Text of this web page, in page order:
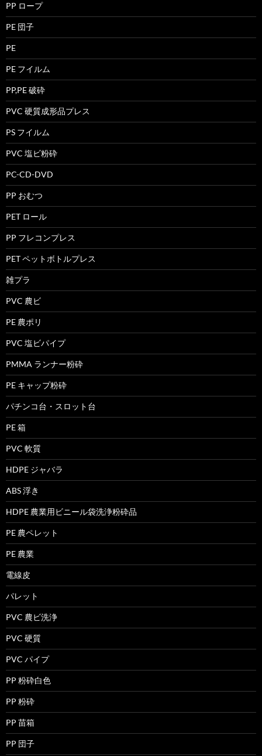
PP ロープ
PE 団子
PE
PE フイルム
PP,PE 破砕
PVC 硬質成形品プレス
PS フイルム
PVC 塩ビ粉砕
PC-CD-DVD
PP おむつ
PET ロール
PP フレコンプレス
PET ペットボトルプレス
雑プラ
PVC 農ビ
PE 農ポリ
PVC 塩ビパイプ
PMMA ランナー粉砕
PE キャップ粉砕
パチンコ台・スロット台
PE 箱
PVC 軟質
HDPE ジャバラ
ABS 浮き
HDPE 農業用ビニール袋洗浄粉砕品
PE 農ペレット
PE 農業
電線皮
パレット
PVC 農ビ洗浄
PVC 硬質
PVC パイプ
PP 粉砕白色
PP 粉砕
PP 苗箱
PP 団子